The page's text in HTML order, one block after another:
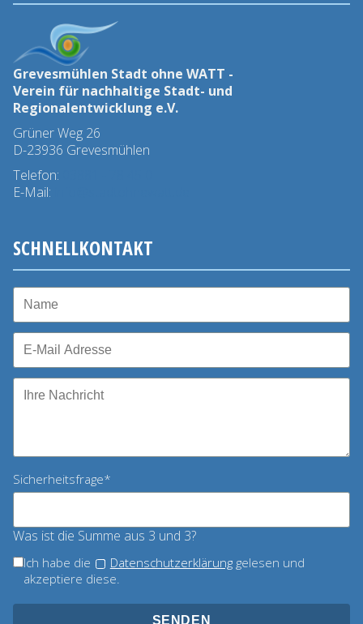
Grevesmühlen Stadt ohne WATT -
Verein für nachhaltige Stadt- und
Regionalentwicklung e.V.
Grüner Weg 26
D-23936 Grevesmühlen
Telefon:
E-Mail:
SCHNELLKONTAKT
Pflichtfeld
Sicherheitsfrage*
Was ist die Summe aus 3 und 3?
Ich habe die Datenschutzerklärunggelesen und
akzeptiere diese.
SENDEN